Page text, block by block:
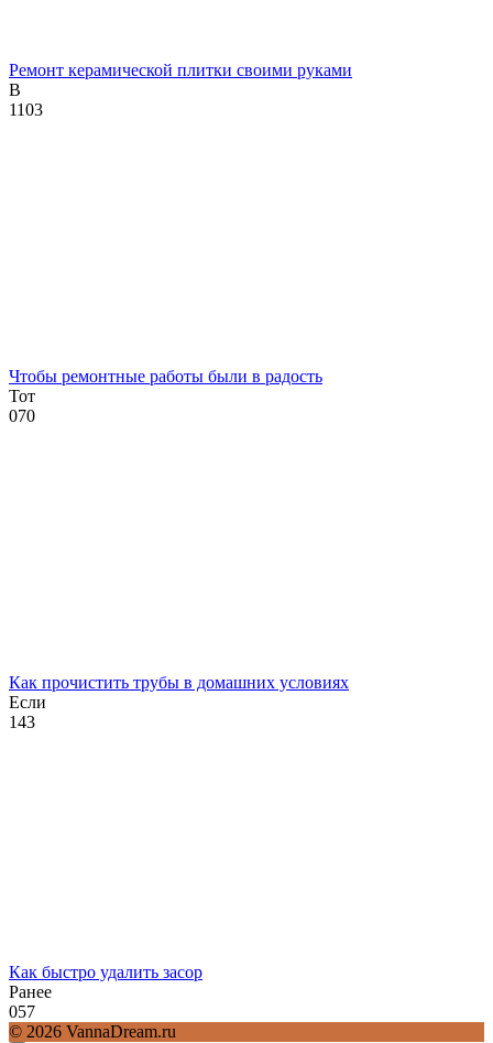
Ремонт керамической плитки своими руками
В
1103
Чтобы ремонтные работы были в радость
Тот
070
Как прочистить трубы в домашних условиях
Если
143
Как быстро удалить засор
Ранее
057
© 2026 VannaDream.ru